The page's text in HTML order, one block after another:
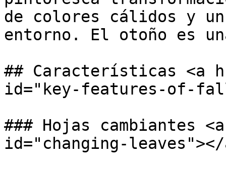
de colores cálidos y
entorno. El otoño es
## Características <a
id="key-features-of-
### Hojas cambiantes
id="changing-leaves"></